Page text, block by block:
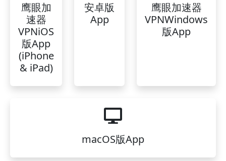
鹰眼加
速器
VPNiOS
版App
(iPhone
& iPad)
安卓版
App
鹰眼加速器
VPNWindows
版App
macOS版App